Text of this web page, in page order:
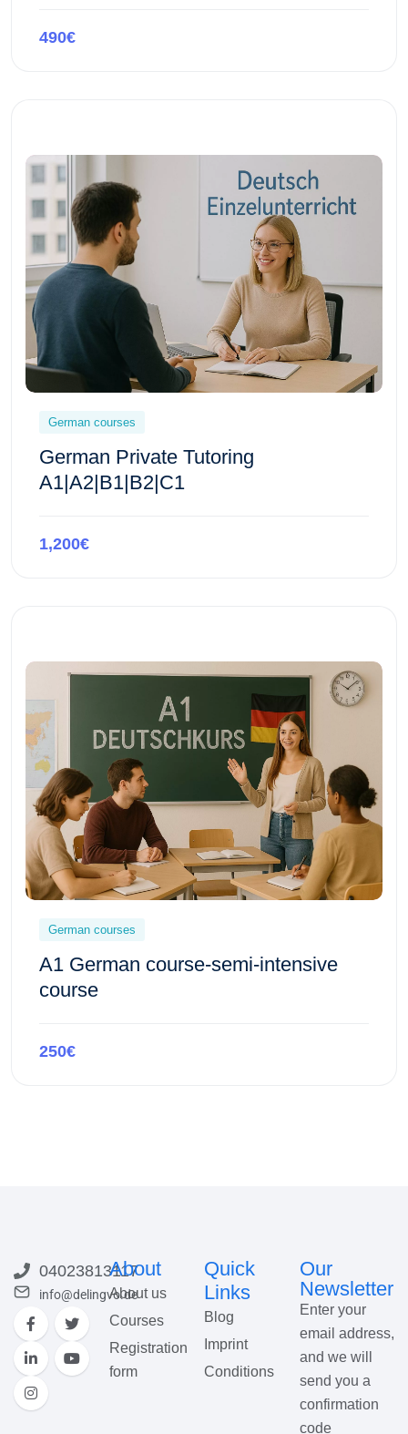
490€
German courses
German Private Tutoring
A1|A2|B1|B2|C1
1,200€
German courses
A1 German course-semi-intensive
course
250€
04023813117
info@delingvo.de
About
About us
Courses
Registration
form
Quick
Links
Blog
Imprint
Conditions
Our
Newsletter
Enter your
email address,
and we will
send you a
confirmation
code